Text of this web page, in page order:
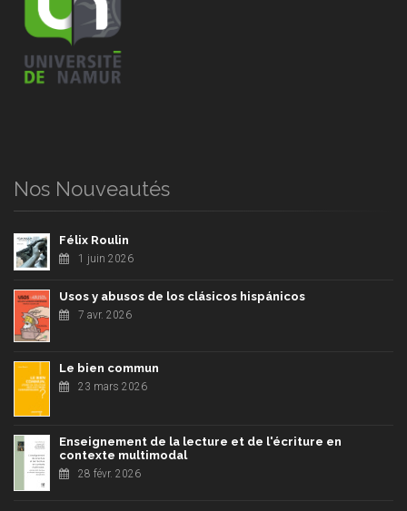
Nos Nouveautés
Félix Roulin
1 juin 2026
Usos y abusos de los clásicos hispánicos
7 avr. 2026
Le bien commun
23 mars 2026
Enseignement de la lecture et de l'écriture en
contexte multimodal
28 févr. 2026